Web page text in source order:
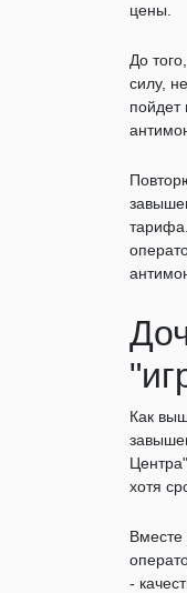
цены.
До
силу,
пойдет
Как
хотя
Вместе
-